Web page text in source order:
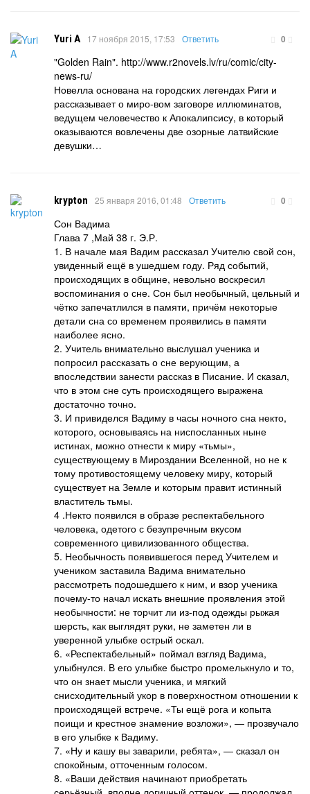
Yuri A 17 ноября 2015, 17:53 0
Ответить
"Golden Rain". http://www.r2novels.lv/ru/comic/city-
news-ru/
Новелла основана на городских легендах Риги и
рассказывает о миро-вом заговоре иллюминатов,
ведущем человечество к Апокалипсису, в который
оказываются вовлечены две озорные латвийские
девушки…
krypton 25 января 2016, 01:48 0
Ответить
Сон Вадима
Глава 7 ,Май 38 г. Э.Р.
1. В начале мая Вадим рассказал Учителю свой сон,
увиденный ещё в ушедшем году. Ряд событий,
происходящих в общине, невольно воскресил
воспоминания о сне. Сон был необычный, цельный и
чётко запечатлился в памяти, причём некоторые
детали сна со временем проявились в памяти
наиболее ясно.
2. Учитель внимательно выслушал ученика и
попросил рассказать о сне верующим, а
впоследствии занести рассказ в Писание. И сказал,
что в этом сне суть происходящего выражена
достаточно точно.
3. И привиделся Вадиму в часы ночного сна некто,
которого, основываясь на ниспосланных ныне
истинах, можно отнести к миру «тьмы»,
существующему в Мироздании Вселенной, но не к
тому противостоящему человеку миру, который
существует на Земле и которым правит истинный
властитель тьмы.
4 .Некто появился в образе респектабельного
человека, одетого с безупречным вкусом
современного цивилизованного общества.
5. Необычность появившегося перед Учителем и
учеником заставила Вадима внимательно
рассмотреть подошедшего к ним, и взор ученика
почему-то начал искать внешние проявления этой
необычности: не торчит ли из-под одежды рыжая
шерсть, как выглядят руки, не заметен ли в
уверенной улыбке острый оскал.
6. «Респектабельный» поймал взгляд Вадима,
улыбнулся. В его улыбке быстро промелькнуло и то,
что он знает мысли ученика, и мягкий
снисходительный укор в поверхностном отношении к
происходящей встрече. «Ты ещё рога и копыта
поищи и крестное знамение возложи», — прозвучало
в его улыбке к Вадиму.
7. «Ну и кашу вы заварили, ребята», — сказал он
спокойным, отточенным голосом.
8. «Ваши действия начинают приобретать